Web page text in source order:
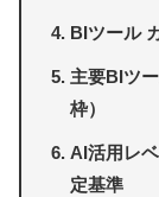
BIツール
主要BIツ
枠）
AI活用レ
定基準